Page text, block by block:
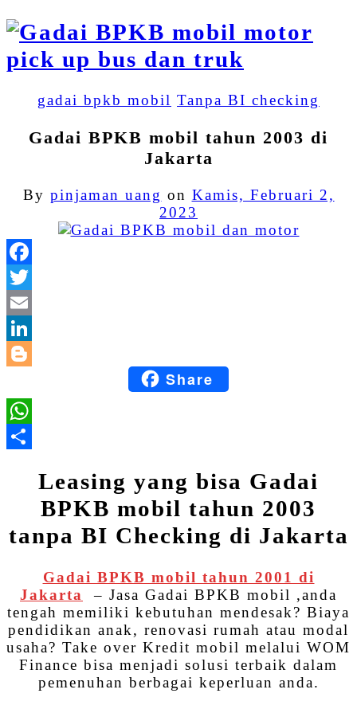
gadai bpkb mobil Tanpa BI checking
Gadai BPKB mobil tahun 2003 di
Jakarta
By pinjaman uang on Kamis, Februari 2,
2023
BloggerShare
Leasing yang bisa Gadai
BPKB mobil tahun 2003
tanpa BI Checking di Jakarta
Gadai BPKB mobil tahun 2001 di
Jakarta
– Jasa Gadai BPKB mobil ,anda
tengah memiliki kebutuhan mendesak? Biaya
pendidikan anak, renovasi rumah atau modal
usaha? Take over Kredit mobil melalui WOM
Finance bisa menjadi solusi terbaik dalam
pemenuhan berbagai keperluan anda.